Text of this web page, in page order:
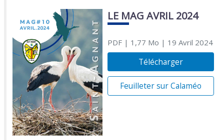
LE MAG AVRIL 2024
PDF| 1,77 Mo | 19 Avril 2024
Télécharger
Feuilleter sur Calaméo